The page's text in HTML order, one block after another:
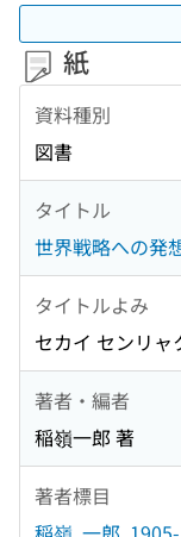
紙
資料種別
図書
タイトル
世界戦略への発
タイトルよみ
セカイ センリャ
著者・編者
稲嶺一郎 著
著者標目